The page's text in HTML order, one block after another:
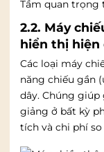
Tầm quan trọng
2.2. Máy
hiển thị hiện
Các loại máy
năng chiếu gần
dây. Chúng giúp
giảng ở bất kỳ
tích và chi phí